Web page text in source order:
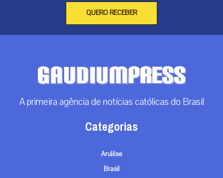
QUERO RECEBER
A primeira agência de notícias católicas do Brasil
Categorias
Análise
Brasil